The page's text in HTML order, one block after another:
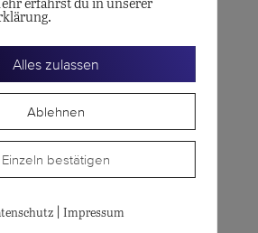
erfährst du in unserer
Alles zulassen
Ablehnen
Einzeln bestätigen
| Impressum